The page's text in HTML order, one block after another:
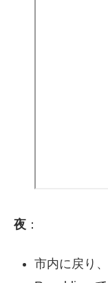
夜 ：
市内に戻り